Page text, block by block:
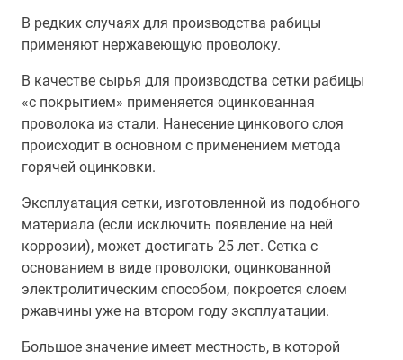
В редких случаях для производства рабицы
применяют нержавеющую проволоку.
В качестве сырья для производства сетки рабицы
«с покрытием» применяется оцинкованная
проволока из стали. Нанесение цинкового слоя
происходит в основном с применением метода
горячей оцинковки.
Эксплуатация сетки, изготовленной из подобного
материала (если исключить появление на ней
коррозии), может достигать 25 лет. Сетка с
основанием в виде проволоки, оцинкованной
электролитическим способом, покроется слоем
ржавчины уже на втором году эксплуатации.
Большое значение имеет местность, в которой